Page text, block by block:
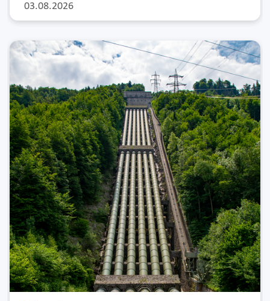
03.08.2026